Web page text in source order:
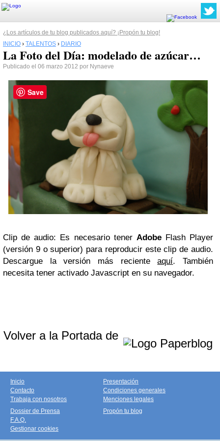
¿Los artículos de tu blog publicados aquí? ¡Propón tu blog!
INICIO › TALENTOS › DIARIO
La Foto del Día: modelado de azúcar…
Publicado el 06 marzo 2012 por Nynaeve
Clip de audio: Es necesario tener AdobeFlash Player
(versión 9 o superior) para reproducir este clip de audio.
Descargue la versión más recienteaquí. También
necesita tener activado Javascript en su navegador.
Volver a la Portada de
Inicio
Contacto
Trabaja con nosotros
Presentación
Condiciones generales
Menciones legales
Dossier de Prensa
F.A.Q.
Gestionar cookies
Propón tu blog
Save